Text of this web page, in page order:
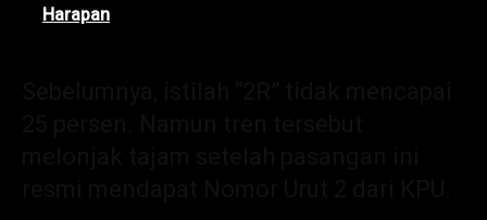
Harapan